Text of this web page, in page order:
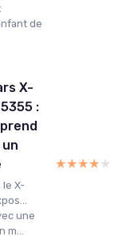
de
X-
:
le X-
une
m...
★★★★★
★★★★★